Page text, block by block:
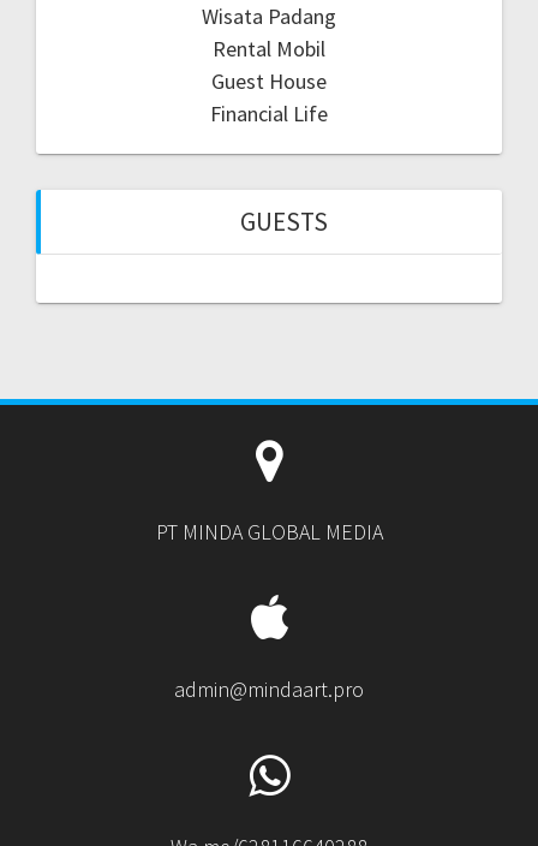
Wisata Padang
Rental Mobil
Guest House
Financial Life
GUESTS
PT MINDA GLOBAL MEDIA
admin@mindaart.pro